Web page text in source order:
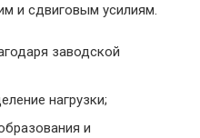
и сдвиговым усилиям.
заводской
нагрузки;
и